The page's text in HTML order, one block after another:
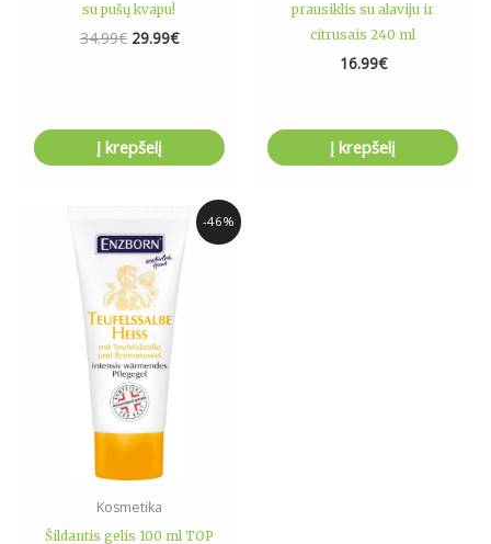
su pušų kvapu!
34.99€ 29.99€
Į krepšelį
prausiklis su alaviju ir
citrusais 240 ml
16.99€
Į krepšelį
-46%
Kosmetika
Šildantis gelis 100 ml TOP
price
was:
12.99€.
Current
price
is:
6.99€.